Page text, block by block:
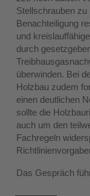
Stellschrauben
Benachteiligung
und
durch
überwinden. Bei
Holzbau zudem
einen deutlichen
sollte die
auch um den
Fachregeln
Das Gespräch